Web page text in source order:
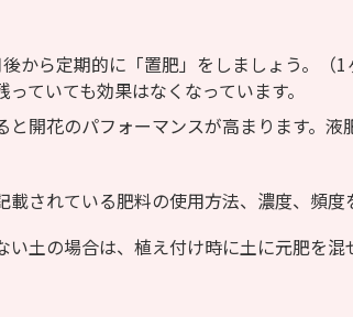
から定期的に「置肥」をしましょう。（
ていても効果はなくなっています。
と開花のパフォーマンスが高まります。
載されている肥料の使用方法、濃度、頻度
い土の場合は、植え付け時に土に元肥を混